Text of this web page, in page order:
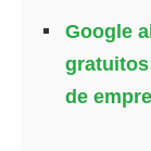
Google
gratuitos
de